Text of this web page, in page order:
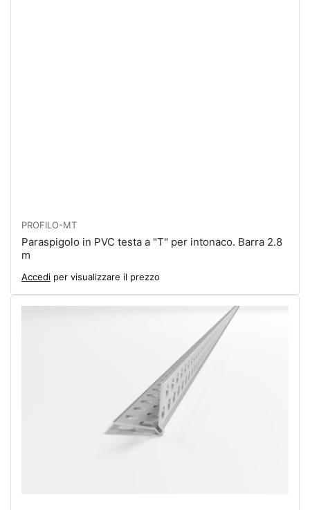
PROFILO-MT
Paraspigolo in PVC testa a "T" per intonaco. Barra 2.8
m
Accedi per visualizzare il prezzo